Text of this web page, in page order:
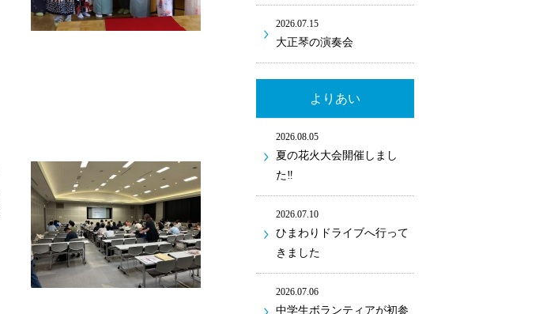
2026.07.15
大正琴の演奏会
よりあい
2026.08.05
夏の花火大会開催しまし
た‼
2026.07.10
ひまわりドライブへ行って
きました
2026.07.06
中学生ボランティアが初参